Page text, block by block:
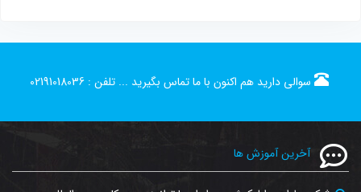
سوالی دارید هم اکنون با ما تماس بگیرید ... تلفن : 02191018036
آخرین آموزش ها